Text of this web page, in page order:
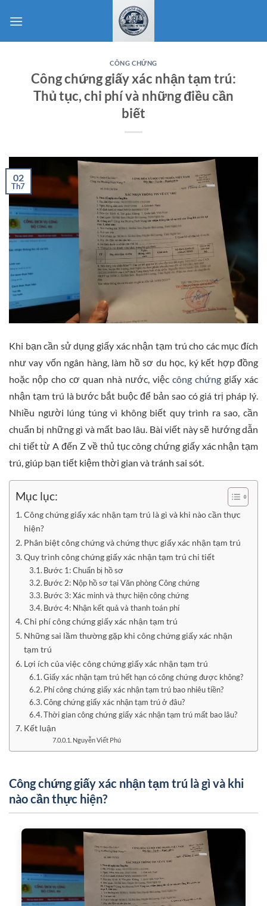
qua
CÔNG CHỨNG
Công chứng giấy xác nhận tạm trú:
Thủ tục, chi phí và những điều cần
biết
02
Th7
Khi bạn cần sử dụng giấy xác nhận tạm trú cho các mục đích
như vay vốn ngân hàng, làm hồ sơ du học, ký kết hợp đồng
hoặc nộp cho cơ quan nhà nước, việc công chứng giấy xác
nhận tạm trú là bước bắt buộc để bản sao có giá trị pháp lý.
Nhiều người lúng túng vì không biết quy trình ra sao, cần
chuẩn bị những gì và mất bao lâu. Bài viết này sẽ hướng dẫn
chi tiết từ A đến Z về thủ tục công chứng giấy xác nhận tạm
trú, giúp bạn tiết kiệm thời gian và tránh sai sót.
Mục lục:
Công chứng giấy xác nhận tạm trú là gì và khi nào cần thực
hiện?
Phân biệt công chứng và chứng thực giấy xác nhận tạm trú
Quy trình công chứng giấy xác nhận tạm trú chi tiết
Bước 1: Chuẩn bị hồ sơ
Bước 2: Nộp hồ sơ tại Văn phòng Công chứng
Bước 3: Xác minh và thực hiện công chứng
Bước 4: Nhận kết quả và thanh toán phí
Chi phí công chứng giấy xác nhận tạm trú
Những sai lầm thường gặp khi công chứng giấy xác nhận
tạm trú
Lợi ích của việc công chứng giấy xác nhận tạm trú
Giấy xác nhận tạm trú hết hạn có công chứng được không?
Phí công chứng giấy xác nhận tạm trú bao nhiêu tiền?
Công chứng giấy xác nhận tạm trú ở đâu?
Thời gian công chứng giấy xác nhận tạm trú mất bao lâu?
Kết luận
Nguyễn Viết Phú
Công chứng giấy xác nhận tạm trú là gì và khi
nào cần thực hiện?